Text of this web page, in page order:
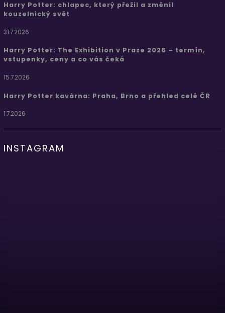
Harry Potter: chlapec, který přežil a změnil
kouzelnický svět
31.7.2026
Harry Potter: The Exhibition v Praze 2026 – termín,
vstupenky, ceny a co vás čeká
15.7.2026
Harry Potter kavárna: Praha, Brno a přehled celé ČR
1.7.2026
INSTAGRAM